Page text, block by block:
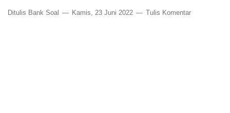
Ditulis Bank Soal Kamis, 23 Juni 2022 Tulis Komentar